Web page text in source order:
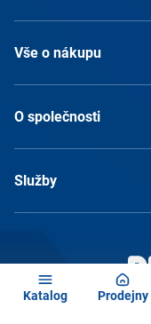
Katalog Prodejny
Vše o nákupu
O společnosti
Služby